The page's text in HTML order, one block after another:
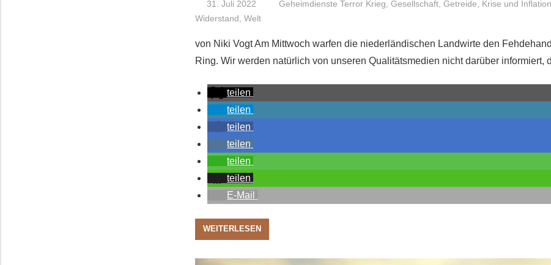
31. Juli 2022 Niki Vogt
Geheimdienste Terror Krieg Gesellschaft, Getreide Krise und Inflation
Widerstand ,Welt
von Niki Vogt Am Mittwoch warfen die niederländischen Landwirte den
Ring. Wir werden natürlich von unseren Qualitätsmedien nicht darüber informiert,
teilen
teilen
teilen
teilen
teilen
teilen
E-Mail
WEITERLESEN